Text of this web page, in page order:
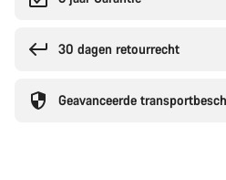
30 dagen retourrecht
Geavanceerde